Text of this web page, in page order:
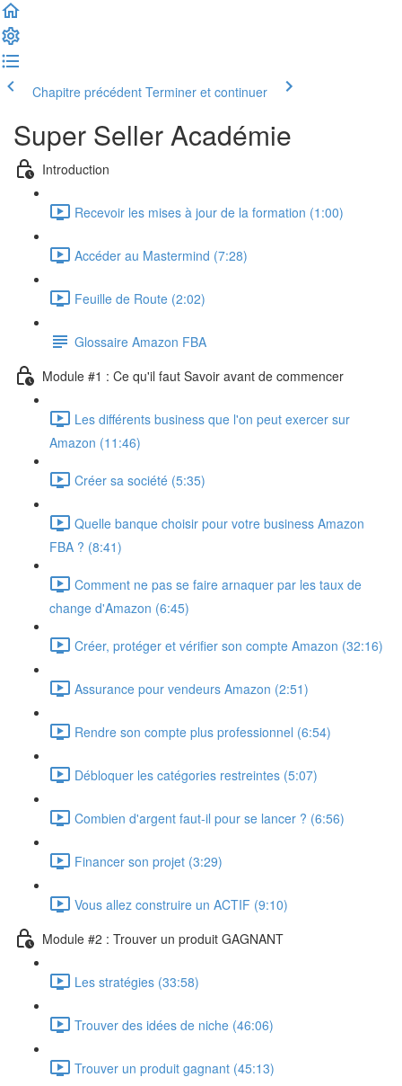
Chapitre précédent Terminer et continuer
Super Seller Académie
Introduction
Recevoir les mises à jour de la formation (1:00)
Accéder au Mastermind (7:28)
Feuille de Route (2:02)
Glossaire Amazon FBA
Module #1 : Ce qu'il faut Savoir avant de commencer
Les différents business que l'on peut exercer sur
Amazon (11:46)
Créer sa société (5:35)
Quelle banque choisir pour votre business Amazon
FBA ? (8:41)
Comment ne pas se faire arnaquer par les taux de
change d'Amazon (6:45)
Créer, protéger et vérifier son compte Amazon (32:16)
Assurance pour vendeurs Amazon (2:51)
Rendre son compte plus professionnel (6:54)
Débloquer les catégories restreintes (5:07)
Combien d'argent faut-il pour se lancer ? (6:56)
Financer son projet (3:29)
Vous allez construire un ACTIF (9:10)
Module #2 : Trouver un produit GAGNANT
Les stratégies (33:58)
Trouver des idées de niche (46:06)
Trouver un produit gagnant (45:13)